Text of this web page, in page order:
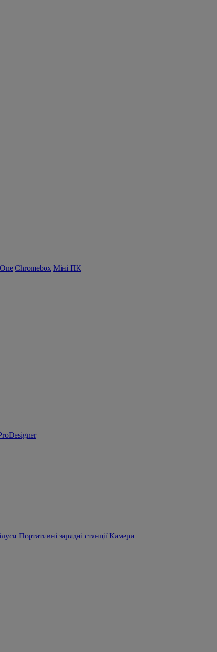
Chromebox Міні ПК
Портативні зарядні станції Камери